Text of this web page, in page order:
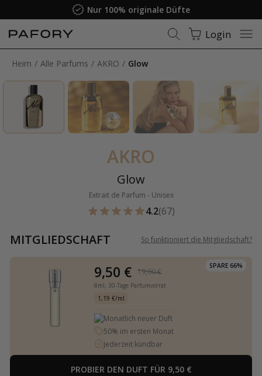
Nur 100% originale Düfte
Login
Heim Alle Parfums AKRO Glow
AKRO
Glow
Extrait de Parfum - Unisex
4.2(67)
MITGLIEDSCHAFT So funktioniert die Mitgliedschaft?
SPARE 66%
9,50 € 19,00 €
8ml, 30-Tage Parfumvorrat
1,19 €/ml
Monatlich neuer Duft
50% im ersten Monat
Jederzeit kündbar
PROBIER DEN DUFT FÜR 9,50 €